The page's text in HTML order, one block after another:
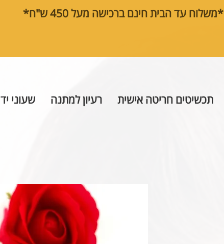
*משלוח עד הבית חינם ברכישה מעל 450 ש"ח*
תכשיטים חריטה אישית רעיון למתנה שעוני יד